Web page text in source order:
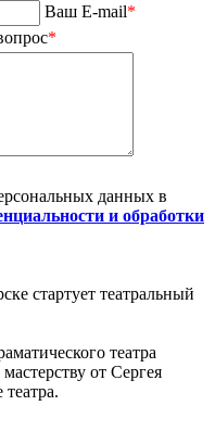
Ваш E-mail*
*
данных в
и обработки
стартует театральный
театра
от Сергея